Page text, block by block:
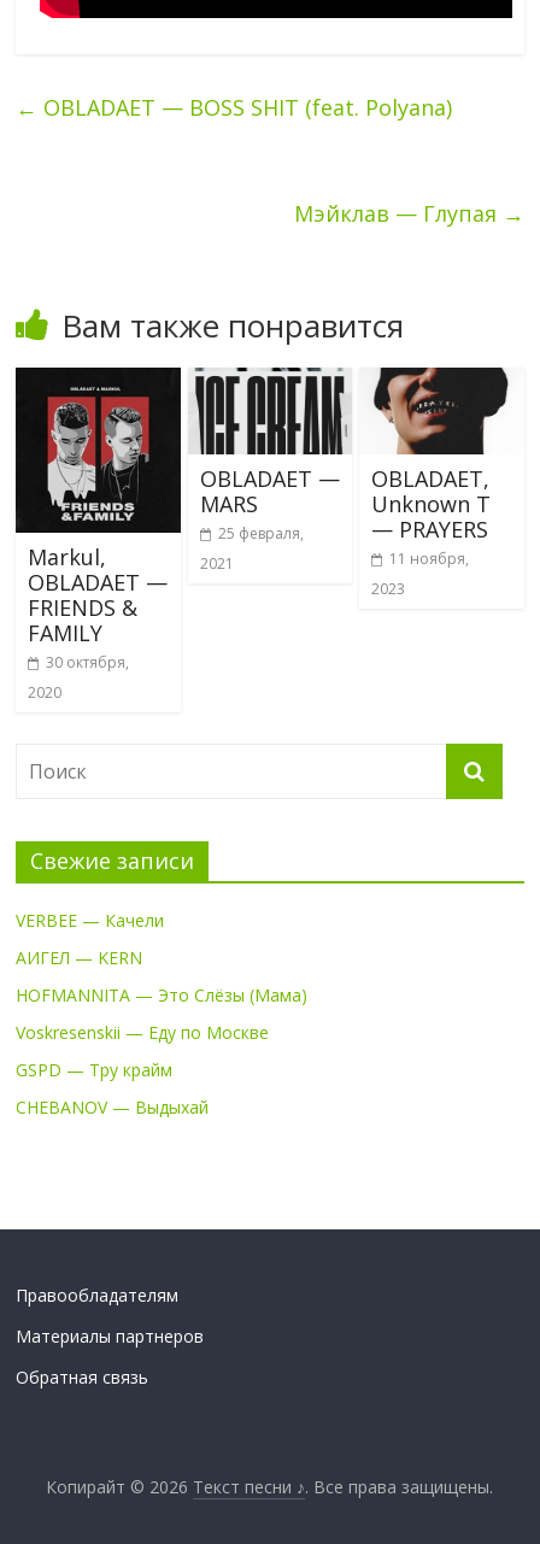
← OBLADAET — BOSS SHIT (feat. Polyana)
Мэйклав — Глупая →
Вам также понравится
Markul,
OBLADAET —
FRIENDS &
FAMILY
30 октября,
2020
OBLADAET —
MARS
25 февраля,
2021
OBLADAET,
Unknown T
— PRAYERS
11 ноября,
2023
Свежие записи
VERBEE — Качели
АИГЕЛ — KERN
HOFMANNITA — Это Слёзы (Мама)
Voskresenskii — Еду по Москве
GSPD — Тру крайм
CHEBANOV — Выдыхай
Правообладателям
Материалы партнеров
Обратная связь
Копирайт © 2026 Текст песни ♪. Все права защищены.